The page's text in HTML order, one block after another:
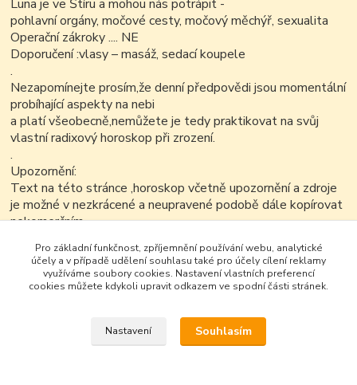
Luna je ve Štíru a mohou nás potrápit -
pohlavní orgány, močové cesty, močový měchýř, sexualita
Operační zákroky .... NE
Doporučení :vlasy – masáž, sedací koupele
.
Nezapomínejte prosím,že denní předpovědi jsou momentální
probíhající aspekty na nebi
a platí všeobecně,nemůžete je tedy praktikovat na svůj
vlastní radixový horoskop při zrození.
.
Upozornění:
Text na této stránce ,horoskop včetně upozornění a zdroje
je možné v nezkrácené a neupravené podobě dále kopírovat
nekomerčním
Pro základní funkčnost, zpříjemnění používání webu, analytické
účely a v případě udělení souhlasu také pro účely cílení reklamy
využíváme soubory cookies. Nastavení vlastních preferencí
cookies můžete kdykoli upravit odkazem ve spodní části stránek.
Nastavení Souhlasím